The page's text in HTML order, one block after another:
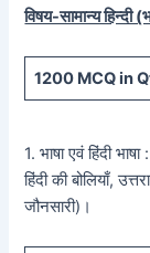
विषय-सामान्य हिन्दी
1200 MCQ in
1. भाषा एवं हिंदी
हिंदी की बोलियाँ,
जौनसारी)।